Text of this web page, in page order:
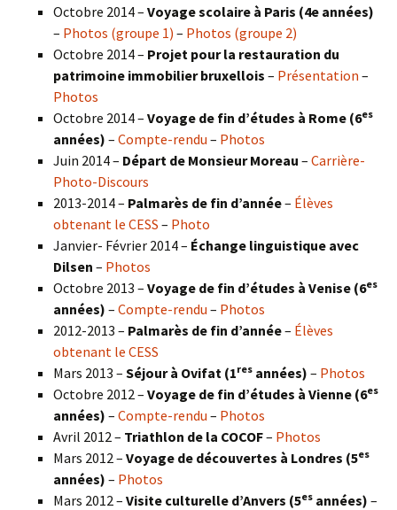
Octobre 2014 – Voyage scolaire à Paris (4e années)
– Photos (groupe 1) – Photos (groupe 2)
Octobre 2014 – Projet pour la restauration du
patrimoine immobilier bruxellois – Présentation –
Photos
Octobre 2014 – Voyage de fin d’études à Rome (6es
années) – Compte-rendu – Photos
Juin 2014 – Départ de Monsieur Moreau – Carrière-
Photo-Discours
2013-2014 – Palmarès de fin d’année– Élèves
obtenant le CESS – Photo
Janvier- Février 2014 – Échange linguistique avec
Dilsen – Photos
Octobre 2013 – Voyage de fin d’études à Venise (6es
années) – Compte-rendu – Photos
2012-2013 – Palmarès de fin d’année– Élèves
obtenant le CESS
Mars 2013 – Séjour à Ovifat (1res années) – Photos
Octobre 2012 – Voyage de fin d’études à Vienne (6es
années) – Compte-rendu – Photos
Avril 2012 – Triathlon de la COCOF– Photos
Mars 2012 – Voyage de découvertes à Londres (5es
années) – Photos
Mars 2012 – Visite culturelle d’Anvers (5es années) –